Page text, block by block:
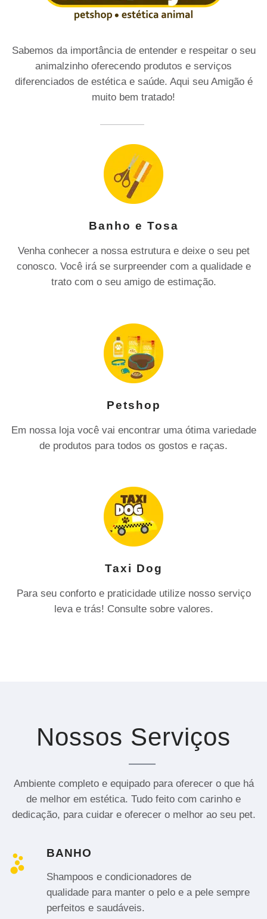
Sabemos da importância de entender e respeitar o seu
animalzinho oferecendo produtos e serviços
diferenciados de estética e saúde. Aqui seu Amigão é
muito bem tratado!
Banho e Tosa
Venha conhecer a nossa estrutura e deixe o seu pet
conosco. Você irá se surpreender com a qualidade e
trato com o seu amigo de estimação.
Petshop
Em nossa loja você vai encontrar uma ótima variedade
de produtos para todos os gostos e raças.
Taxi Dog
Para seu conforto e praticidade utilize nosso serviço
leva e trás! Consulte sobre valores.
Nossos Serviços
Ambiente completo e equipado para oferecer o que há
de melhor em estética. Tudo feito com carinho e
dedicação, para cuidar e oferecer o melhor ao seu pet.
BANHO
Shampoos e condicionadores de
qualidade para manter o pelo e a pele sempre
perfeitos e saudáveis.